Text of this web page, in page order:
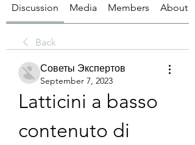
Discussion Media Members About
Back
Советы Экспертов
September 7, 2023
Latticini a basso
contenuto di